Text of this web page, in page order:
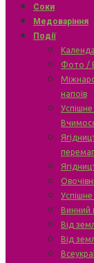
Соки
Медоваріння
Події
Фото /
напоїв
Успішне
Винний
Від
Від